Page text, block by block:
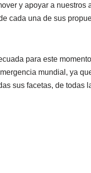
y apoyar a nuestros
cada una de sus
para este
mundial, ya
sus facetas, de todas